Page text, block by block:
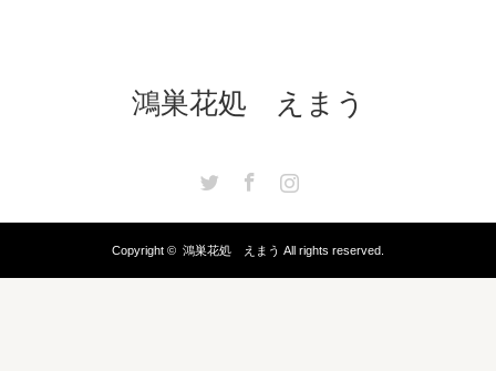
鴻巣花処 えまう
Twitter Facebook
Copyright © 鴻巣花処 えまう All rights reserved.